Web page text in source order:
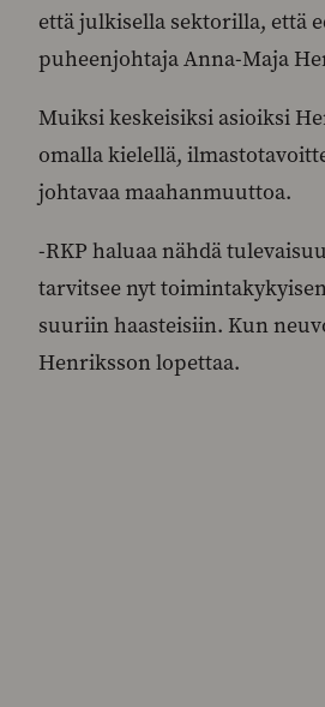
että julkisella sektorilla, että
puheenjohtaja Anna-Maja
Muiksi keskeisiksi asioiksi
omalla kielellä,
johtavaa maahanmuuttoa.
-RKP haluaa nähdä
tarvitsee nyt
suuriin haasteisiin. Kun
Henriksson lopettaa.